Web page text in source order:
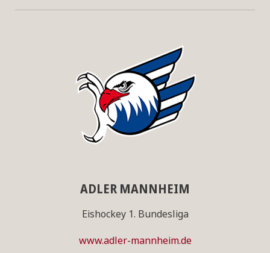
ADLER MANNHEIM
Eishockey 1. Bundesliga
www.adler-mannheim.de